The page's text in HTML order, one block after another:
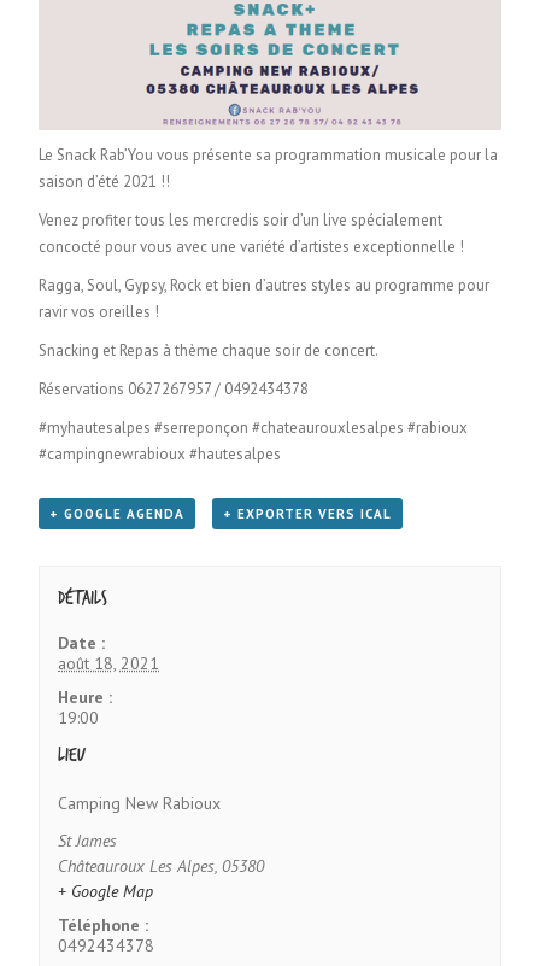
Le Snack Rab’You vous présente sa programmation musicale pour la
saison d’été 2021 !!
Venez profiter tous les mercredis soir d’un live spécialement
concocté pour vous avec une variété d’artistes exceptionnelle !
Ragga, Soul, Gypsy, Rock et bien d’autres styles au programme pour
ravir vos oreilles !
Snacking et Repas à thème chaque soir de concert.
Réservations 0627267957 / 0492434378
#myhautesalpes #serreponçon #chateaurouxlesalpes #rabioux
#campingnewrabioux #hautesalpes
+ GOOGLE AGENDA + EXPORTER VERS ICAL
Détails
Date :
août 18, 2021
Heure :
19:00
Lieu
Camping New Rabioux
St James
Châteauroux Les Alpes 05380
+ Google Map
Téléphone :
0492434378